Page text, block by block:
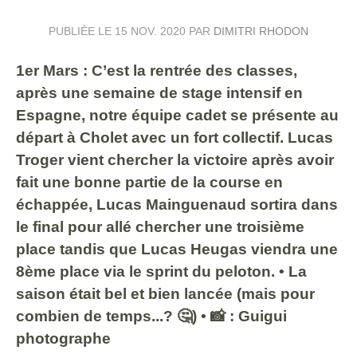
PUBLIÉE LE 15 NOV. 2020 PAR DIMITRI RHODON
1er Mars : C’est la rentrée des classes,
après une semaine de stage intensif en
Espagne, notre équipe cadet se présente au
départ à Cholet avec un fort collectif. Lucas
Troger vient chercher la victoire après avoir
fait une bonne partie de la course en
échappée, Lucas Mainguenaud sortira dans
le final pour allé chercher une troisième
place tandis que Lucas Heugas viendra une
8ème place via le sprint du peloton. • La
saison était bel et bien lancée (mais pour
combien de temps...? 🤔) • 📸 : Guigui
photographe